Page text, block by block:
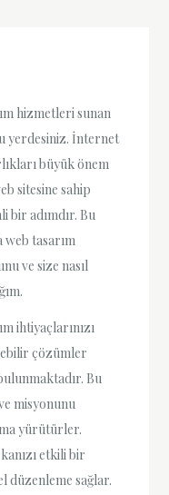
hizmetleri sunan
yerdesiniz. İnternet
büyük önem
sitesine sahip
bir adımdır. Bu
web tasarım
ve size nasıl
ihtiyaçlarınızı
çözümler
Bu
misyonunu
yürütürler.
etkili bir
düzenleme sağlar.